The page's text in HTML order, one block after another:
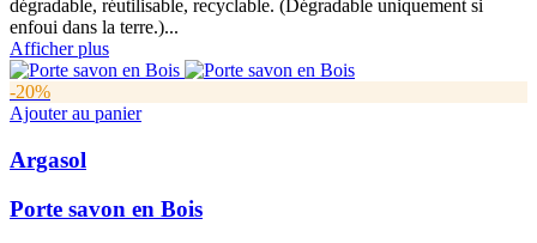
dégradable, réutilisable, recyclable. (Dégradable uniquement si
enfoui dans la terre.)...
Afficher plus
-20%
Ajouter au panier
Argasol
Porte savon en Bois